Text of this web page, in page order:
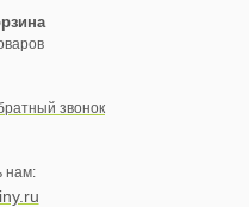
звонок
нам: